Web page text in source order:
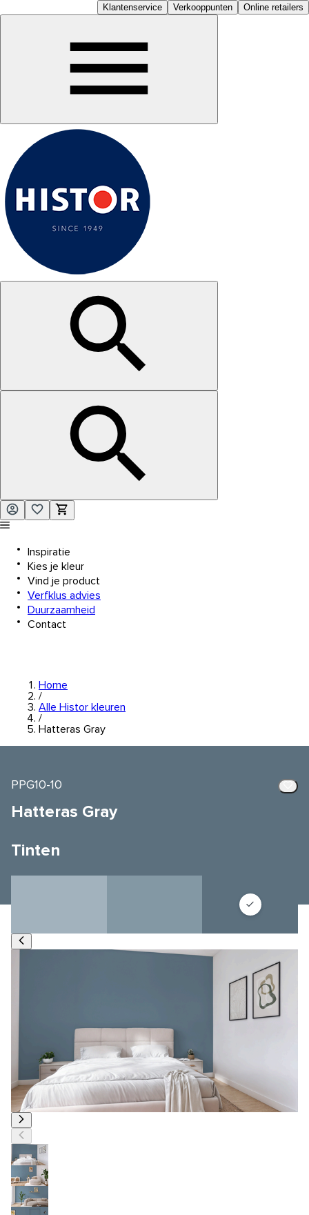
Klantenservice Verkooppunten Online retailers
Inspiratie
Kies je kleur
Vind je product
Verfklus advies
Duurzaamheid
Contact
Home
/
Alle Histor kleuren
/
Hatteras Gray
PPG10-10
Hatteras Gray
Tinten